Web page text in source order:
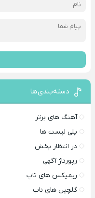
دسته‌بندی‌ها
آهنگ های برتر
پلی لیست ها
در انتظار پخش
رپورتاژ آگهی
ریمیکس های تاپ
گلچین های ناب